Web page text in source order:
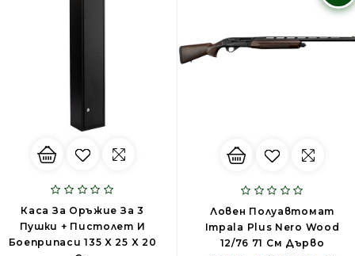
Каса За Оръжие За 3
Пушки + Пистолет И
Боеприпаси 135 X 25 X 20
Ловен Полуавтомат
Impala Plus Nero Wood
12/76 71 См Дърво